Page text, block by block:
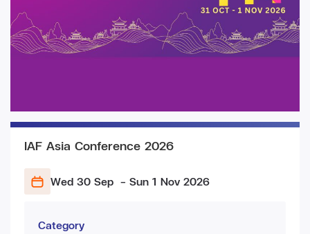
IAF Asia Conference 2026
Wed 30 Sep - Sun 1 Nov 2026
Category